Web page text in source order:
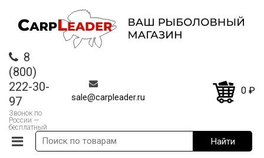
8
(800)
222-30-
97
Звонок по
России —
бесплатный
sale@carpleader.ru
0 ₽